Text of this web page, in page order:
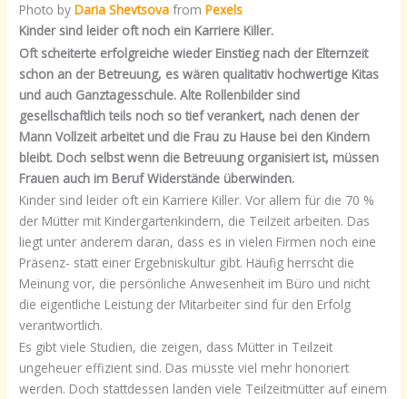
Photo byDaria ShevtsovafromPexels
Kinder sind leider oft noch ein Karriere Killer.
Oft scheiterte erfolgreiche wieder Einstieg nach der Elternzeit
schon an der Betreuung, es wären qualitativ hochwertige Kitas
und auch Ganztagesschule. Alte Rollenbilder sind
gesellschaftlich teils noch so tief verankert, nach denen der
Mann Vollzeit arbeitet und die Frau zu Hause bei den Kindern
bleibt. Doch selbst wenn die Betreuung organisiert ist, müssen
Frauen auch im Beruf Widerstände überwinden.
Kinder sind leider oft ein Karriere Killer. Vor allem für die 70 %
der Mütter mit Kindergartenkindern, die Teilzeit arbeiten. Das
liegt unter anderem daran, dass es in vielen Firmen noch eine
Präsenz- statt einer Ergebniskultur gibt. Häufig herrscht die
Meinung vor, die persönliche Anwesenheit im Büro und nicht
die eigentliche Leistung der Mitarbeiter sind für den Erfolg
verantwortlich.
Es gibt viele Studien, die zeigen, dass Mütter in Teilzeit
ungeheuer effizient sind. Das müsste viel mehr honoriert
werden. Doch stattdessen landen viele Teilzeitmütter auf einem